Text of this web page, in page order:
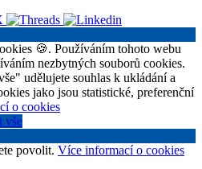
🍪. Používáním tohoto webu
nezbytných souborů cookies.
udělujete souhlas k ukládání a
jako jsou statistické, preferenční
o cookies
vše
povolit. Více informací o cookies